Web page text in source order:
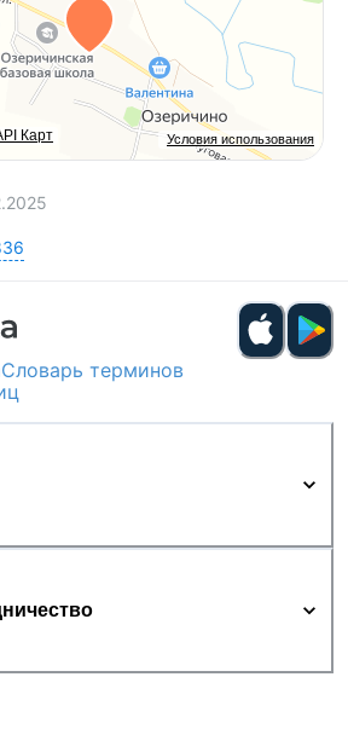
Условия использования
Карт
Словарь терминов